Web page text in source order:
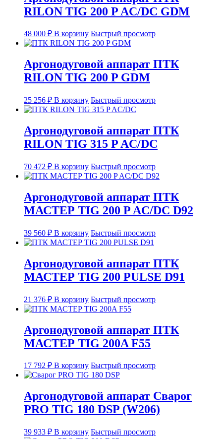
RILON TIG 200 P AC/DC GDM
48 000 ₽ В корзину Быстрый просмотр
Аргонодуговой аппарат ПТК
RILON TIG 200 P GDM
25 256 ₽ В корзину Быстрый просмотр
Аргонодуговой аппарат ПТК
RILON TIG 315 P AC/DC
70 472 ₽ В корзину Быстрый просмотр
Аргонодуговой аппарат ПТК
МАСТЕР TIG 200 P AC/DC D92
39 560 ₽ В корзину Быстрый просмотр
Аргонодуговой аппарат ПТК
МАСТЕР TIG 200 PULSE D91
21 376 ₽ В корзину Быстрый просмотр
Аргонодуговой аппарат ПТК
МАСТЕР TIG 200A F55
17 792 ₽ В корзину Быстрый просмотр
Аргонодуговой аппарат Сварог
PRO TIG 180 DSP (W206)
39 933 ₽ В корзину Быстрый просмотр